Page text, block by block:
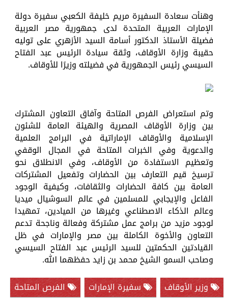
وهنأت سعادة السفيرة مريم خليفة الكعبي سفيرة دولة
الإمارات العربية المتحدة لدى جمهورية مصر العربية
فضيلة الأستاذ الدكتور أسامة السيد الأزهري على توليه
حقيبة وزارة الأوقاف، وثقة سيادة الرئيس عبد الفتاح
السيسي رئيس الجمهورية في فضيلته وزيرًا للأوقاف.
وتم استعراض الفرص المتاحة وآفاق التعاون المشترك
بين وزارة الأوقاف المصرية والهيئة العامة للشئون
الإسلامية والأوقاف الإماراتية في البرامج العلمية
والدعوية وفي الخبرات المتاحة في المجال الوقفي
وتعظيم الاستفادة من الأوقاف، وفي الانطلاق نحو
ترسيخ قيم التعارف بين الحضارات وتفعيل المشتركات
العامة بين كافة الحضارات والثقافات، وكيفية الوجود
الفاعل والإيجابي للمسلمين في عالم السوشيال ميديا
وعالم الذكاء الاصطناعي وغيرها من الميادين، تمهيدا
لوجود مزيد من برامج عمل مشتركة وفعالة وناجحة تدعم
التعاون والأخوة الكاملة بين مصر والإمارات في ظل
القيادتين الحكمتين للسيد الرئيس عبد الفتاح السيسي
وصاحب السمو الشيخ محمد بن زايد حفظهما الله.
وزير الأوقاف
سفيرة الإمارات
الفرص المتاحة